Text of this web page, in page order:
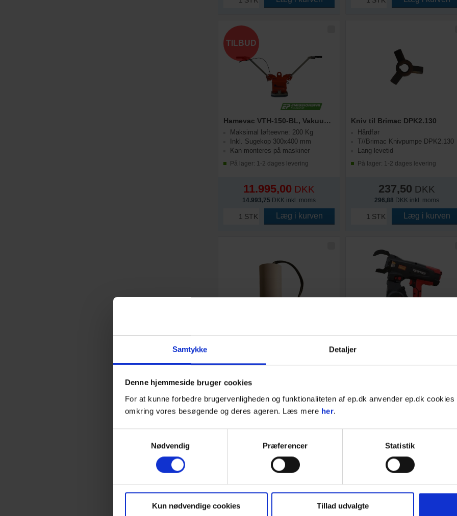
Samtykke Detaljer
Denne hjemmeside bruger cookies
For at kunne forbedre brugervenligheden og funktionaliteten af ep.dk anvender ep.dk
omkring vores besøgende og deres ageren. Læs mere her.
Nødvendig
Præferencer Statistik
Kun nødvendige cookies Tillad udvalgte
Hamevac VTH-150-BL, Vakuumløfter | Inkl. Sugekop 300x400 mm
Maksimal løfteevne: 200 Kg
Inkl. Sugekop 300x400 mm
Kan monteres på maskiner
På lager: 1-2 dages levering
11.995,00 DKK
14.993,75 DKK inkl. moms
STK Læg i kurven
TILBUD
Kniv til Brimac DPK2.130
Hårdfør
T//Brimac Knivpumpe DPK2.130
Lang levetid
På lager: 1-2 dages levering
237,50 DKK
296,88 DKK inkl. moms
STK Læg i kurven
Kondensator til DPS2.75 / DPS3.75 Dykpumpe
På lager: 1-2 dages levering
487,50
609,38
Max
0,7 sek. for én binding
32.240,00